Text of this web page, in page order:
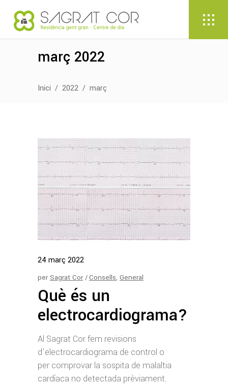
març 2022
Inici / 2022 / març
24 març 2022
perSagrat Cor Consells, General
Què és un
electrocardiograma?
Al Sagrat Cor fem revisions
d’electrocardiograma de control o
per comprovar la sospita de malaltia
cardíaca no detectada prèviament.